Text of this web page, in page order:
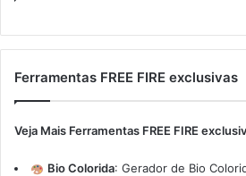
Ferramentas FREE FIRE exclusivas
Veja Mais Ferramentas FREE FIRE
Bio Colorida: Gerador de Bio